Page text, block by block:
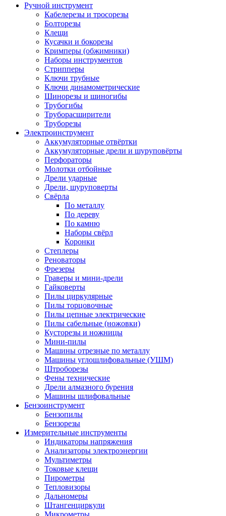
Ручной инструмент
Кабелерезы и тросорезы
Болторезы
Клещи
Кусачки и бокорезы
Кримперы (обжимники)
Наборы инструментов
Стрипперы
Ключи трубные
Ключи динамометрические
Шинорезы и шиногибы
Трубогибы
Труборасширители
Труборезы
Электроинструмент
Аккумуляторные отвёртки
Аккумуляторные дрели и шуруповёрты
Перфораторы
Молотки отбойные
Дрели ударные
Дрели, шуруповерты
Свёрла
По металлу
По дереву
По камню
Наборы свёрл
Коронки
Степлеры
Реноваторы
Фрезеры
Граверы и мини-дрели
Гайковерты
Пилы циркулярные
Пилы торцовочные
Пилы цепные электрические
Пилы сабельные (ножовки)
Кусторезы и ножницы
Мини-пилы
Машины отрезные по металлу
Машины углошлифовальные (УШМ)
Штроборезы
Фены технические
Дрели алмазного бурения
Машины шлифовальные
Бензоинструмент
Бензопилы
Бензорезы
Измерительные инструменты
Индикаторы напряжения
Анализаторы электроэнергии
Мультиметры
Токовые клещи
Пирометры
Тепловизоры
Дальномеры
Штангенциркули
Микрометры